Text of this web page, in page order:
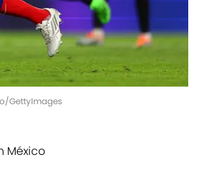
GettyImages
México